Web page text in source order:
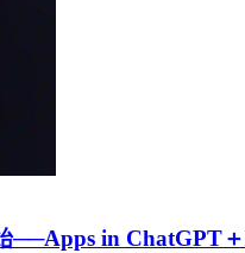
──Apps in ChatGPT